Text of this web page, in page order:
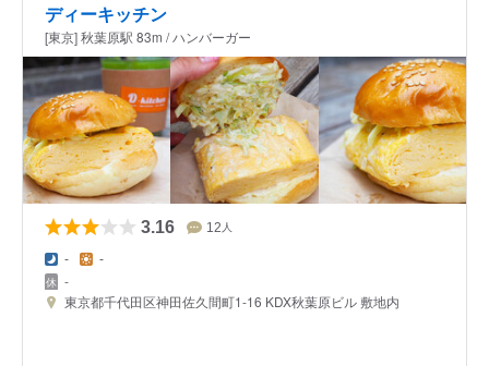
ディーキッチン
[東京] 秋葉原駅 83m / ハンバーガー
3.16 12 人
- -
-
東京都千代田区神田佐久間町1-16 KDX秋葉原ビル 敷地内